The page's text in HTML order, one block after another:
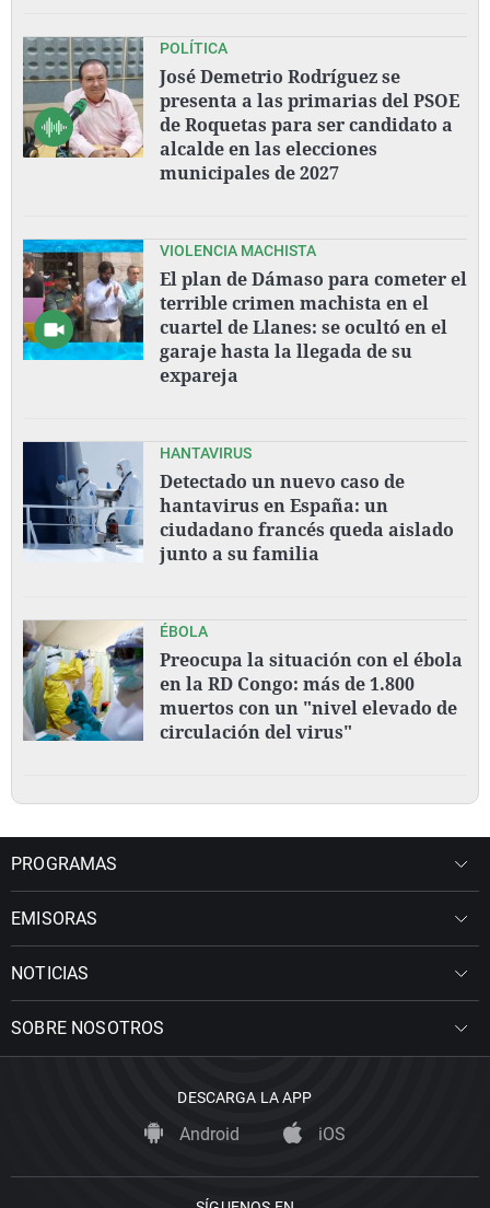
POLÍTICA
José Demetrio Rodríguez se
presenta a las primarias del PSOE
de Roquetas para ser candidato a
alcalde en las elecciones
municipales de 2027
VIOLENCIA MACHISTA
El plan de Dámaso para cometer el
terrible crimen machista en el
cuartel de Llanes: se ocultó en el
garaje hasta la llegada de su
expareja
HANTAVIRUS
Detectado un nuevo caso de
hantavirus en España: un
ciudadano francés queda aislado
junto a su familia
ÉBOLA
Preocupa la situación con el ébola
en la RD Congo: más de 1.800
muertos con un "nivel elevado de
circulación del virus"
PROGRAMAS
EMISORAS
NOTICIAS
SOBRE NOSOTROS
DESCARGA LA APP
Android iOS